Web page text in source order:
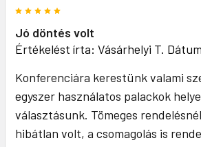
Jó döntés volt
Értékelést írta: Vásárhelyi T.
Konferenciára kerestünk valami
egyszer használatos palackok
választásunk. Tömeges
hibátlan volt, a csomagolás is